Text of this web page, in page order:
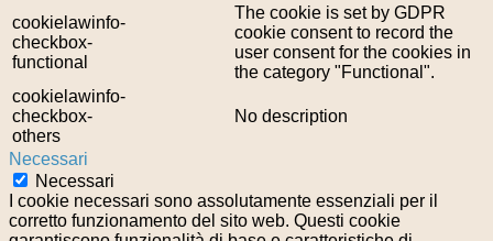
cookielawinfo-
checkbox-
functional
The cookie is set by GDPR
cookie consent to record the
user consent for the cookies in
the category "Functional".
cookielawinfo-
checkbox-
others
No description
Necessari
Necessari
I cookie necessari sono assolutamente essenziali per il
corretto funzionamento del sito web. Questi cookie